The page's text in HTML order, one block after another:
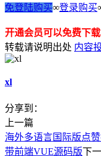
免登陆购买∞登录购买
开通会员可以免费下
转载请说明出处 内容
xl
分享到：
上一篇
海外多语言国际版点
带前端VUE源码版下